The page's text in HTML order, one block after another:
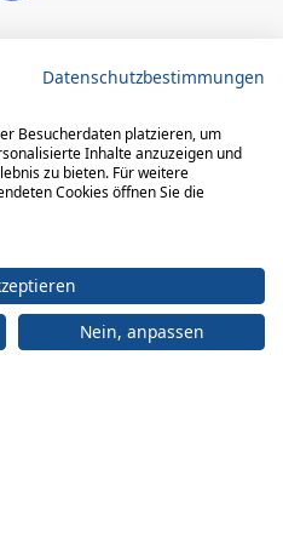
ag
11
2 6374 Buochs
Datenschutzbestimmungen
Besucherdaten platzieren, um
Inhalte anzuzeigen und
zu bieten. Für weitere
Cookies öffnen Sie die
Nein, anpassen